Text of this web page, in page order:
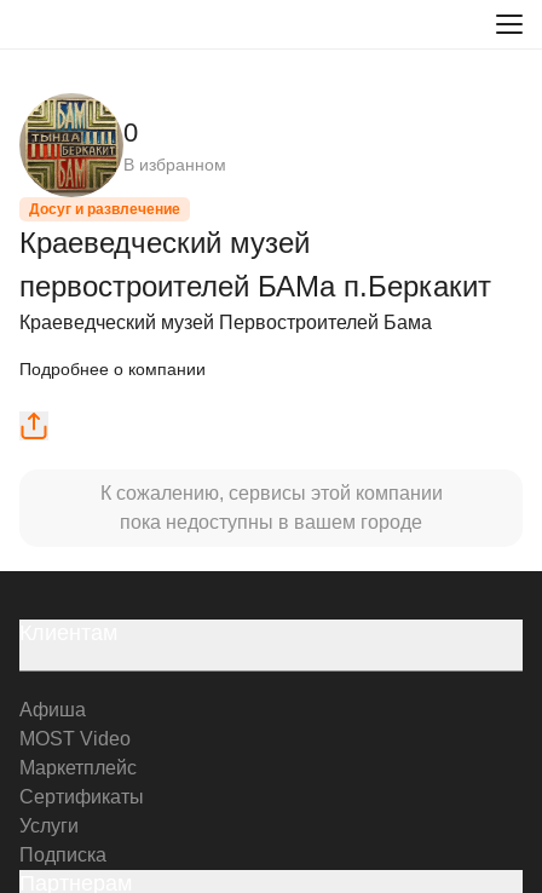
0
В избранном
Досуг и развлечение
Краеведческий музей
первостроителей БАМа п.Беркакит
Краеведческий музей Первостроителей Бама
Подробнее о компании
К сожалению, сервисы этой компании
пока недоступны в вашем городе
Афиша
MOST Video
Маркетплейс
Сертификаты
Услуги
Подписка